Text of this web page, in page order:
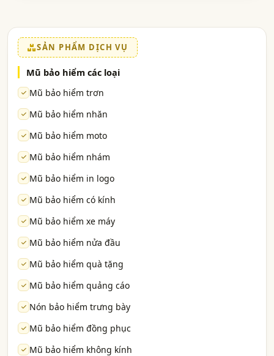
SẢN PHẨM DỊCH VỤ
Mũ bảo hiểm các loại
Mũ bảo hiểm trơn
Mũ bảo hiểm nhăn
Mũ bảo hiểm moto
Mũ bảo hiểm nhám
Mũ bảo hiểm in logo
Mũ bảo hiểm có kính
Mũ bảo hiểm xe máy
Mũ bảo hiểm nửa đầu
Mũ bảo hiểm quà tặng
Mũ bảo hiểm quảng cáo
Nón bảo hiểm trưng bày
Mũ bảo hiểm đồng phục
Mũ bảo hiểm không kính